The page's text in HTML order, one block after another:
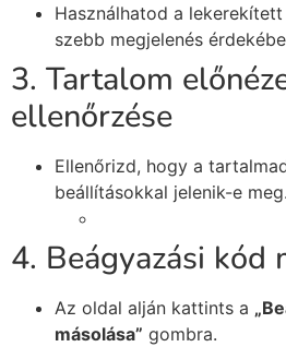
Használhatod a
szebb megjelenés
3. Tartalom
ellenőrzése
Ellenőrizd, hogy a
beállításokkal jelenik-e meg.
4. Beágyazási kód
Az oldal alján kattints a
másolása” gombra.